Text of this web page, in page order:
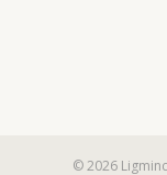
© 2026